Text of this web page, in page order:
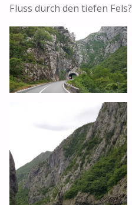
Fluss durch den tiefen Fels?